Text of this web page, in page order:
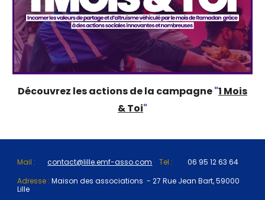
Découvrez les actionsde la campagne"1 Mois
& Toi"
Mail : contact@lille.emf-asso.com Tel :
06 95 12 63 64
Adresse : Maison des associations - 27 Rue Jean Bart, 59000
Lille